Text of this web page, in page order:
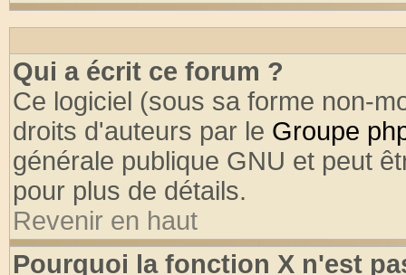
Qui a écrit ce forum ?
Ce logiciel (sous sa forme non-
droits d'auteurs par le Groupe
générale publique GNU et peut
pour plus de détails.
Revenir en haut
Pourquoi la fonction X n'est